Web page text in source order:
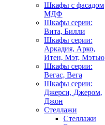
Шкафы с фасадом
МДФ
Шкафы серии:
Вита, Билли
Шкафы серии:
Аркадия, Арко,
Итен, Мэт, Мэтью
Шкафы серии:
Вегас, Вега
Шкафы серии:
Джерси, Джером,
Джон
Стеллажи
Стеллажи